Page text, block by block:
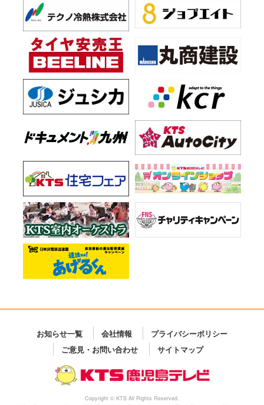
お知らせ一覧 会社情報
プライバシーポリシー
ご意見・お問い合わせ
サイトマップ
Copyright © KTS All Rights Reserved.